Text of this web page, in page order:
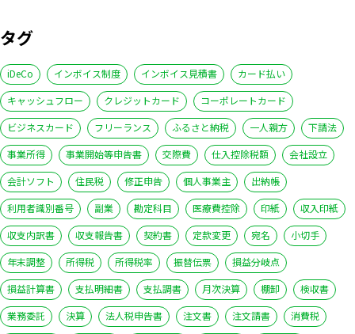
タグ
iDeCo インボイス制度 インボイス見積書
カード払い
キャッシュフロー
クレジットカード
コーポレートカード
ビジネスカード
フリーランス ふるさと納税 一人親方
下請法
事業所得
事業開始等申告書 交際費 仕入控除税額
会社設立
会計ソフト
住民税 修正申告 個人事業主
出納帳
利用者識別番号
副業 勘定科目 医療費控除 印紙
収入印紙
収支内訳書
収支報告書 契約書 定款変更 宛名
小切手
年末調整
所得税 所得税率 振替伝票
損益分岐点
損益計算書
支払明細書 支払調書 月次決算 棚卸
検収書
業務委託
決算 法人税申告書 注文書 注文請書
消費税